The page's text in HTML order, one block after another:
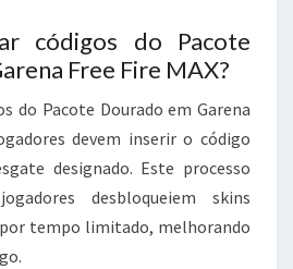
códigos do Pacote
Free Fire MAX?
do Pacote Dourado em Garena
devem inserir o código
designado. Este processo
desbloqueiem skins
tempo limitado, melhorando